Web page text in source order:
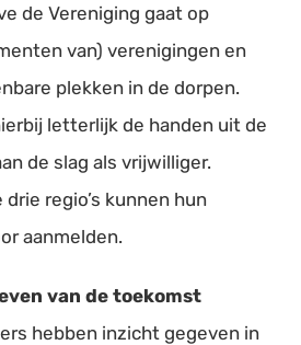
de Vereniging gaat op
van) verenigingen en
plekken in de dorpen.
letterlijk de handen uit de
de slag als vrijwilliger.
regio’s kunnen hun
aanmelden.
van de toekomst
hebben inzicht gegeven in